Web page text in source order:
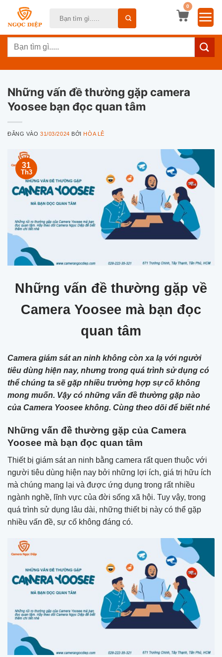
dung
0
Tìm
Những vấn đề thường gặp camera
Yoosee bạn đọc quan tâm
ĐĂNG VÀO31/03/2024 BỞIHÒA LÊ
31
Th3
Những vấn đề thường gặp về
Camera Yoosee mà bạn đọc
quan tâm
Camera giám sát an ninh không còn xa lạ với người
tiêu dùng hiện nay, nhưng trong quá trình sử dụng có
thể chúng ta sẽ gặp nhiều trường hợp sự cố không
mong muốn. Vậy có những vấn đề thường gặp nào
của Camera Yoosee không. Cùng theo dõi để biết nhé
Những vấn đề thường gặp của Camera
Yoosee mà bạn đọc quan tâm
Thiết bị giám sát an ninh bằng camera rất quen thuộc với
người tiêu dùng hiện nay bởi những lợi ích, giá trị hữu ích
mà chúng mang lại và được ứng dụng trong rất nhiều
ngành nghề, lĩnh vực của đời sống xã hội. Tuy vậy, trong
quá trình sử dụng lâu dài, những thiết bị này có thể gặp
nhiều vấn đề, sự cố không đáng có.